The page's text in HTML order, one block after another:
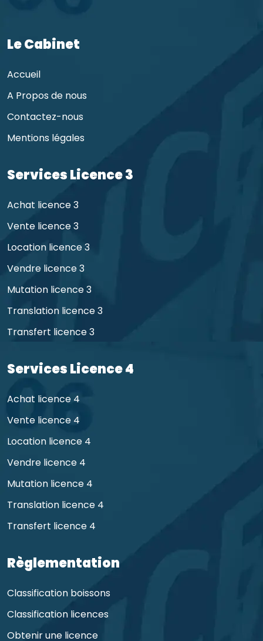
Le Cabinet
Accueil
A Propos de nous
Contactez-nous
Mentions légales
Services Licence 3
Achat licence 3
Vente licence 3
Location licence 3
Vendre licence 3
Mutation licence 3
Translation licence 3
Transfert licence 3
Services Licence 4
Achat licence 4
Vente licence 4
Location licence 4
Vendre licence 4
Mutation licence 4
Translation licence 4
Transfert licence 4
Règlementation
Classification boissons
Classification licences
Obtenir une licence